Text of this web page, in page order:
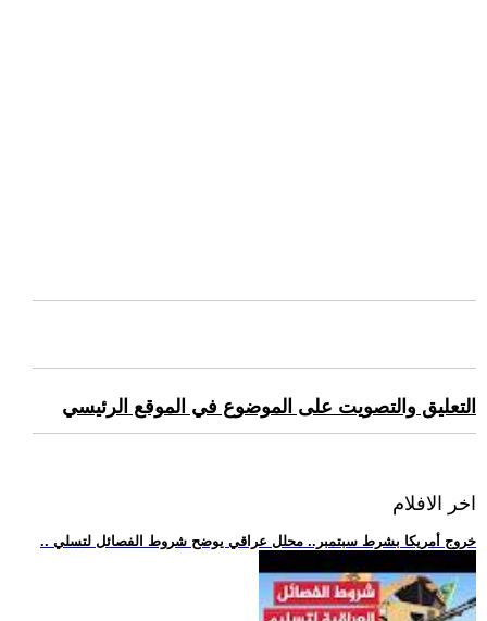
التعليق والتصويت على الموضوع في الموقع الرئيسي
اخر الافلام
.. خروج أمريكا بشرط سبتمبر.. محلل عراقي يوضح شروط الفصائل لتسلي